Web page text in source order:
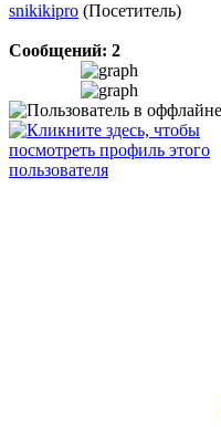
snikikipro (Посетитель)
Сообщений: 2